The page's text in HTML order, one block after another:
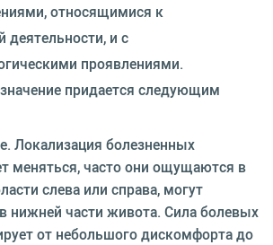
относящимися к
деятельности, и с
проявлениями.
придается следующим
Локализация болезненных
меняться, часто они ощущаются в
слева или справа, могут
нижней части живота. Сила болевых
от небольшого дискомфорта до